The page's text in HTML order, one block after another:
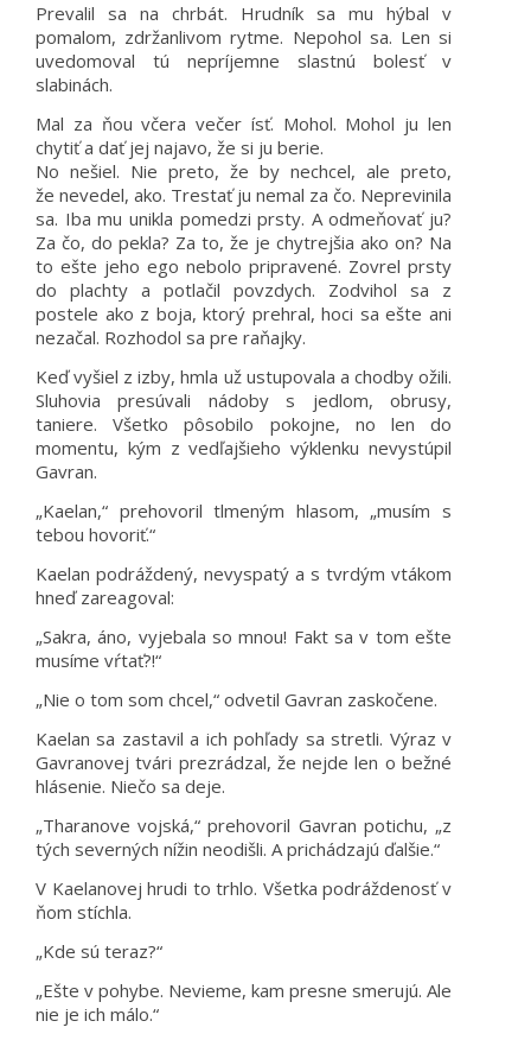
Prevalil sa na chrbát. Hrudník sa mu hýbal v
pomalom, zdržanlivom rytme. Nepohol sa. Len si
uvedomoval tú nepríjemne slastnú bolesť v
slabinách.
Mal za ňou včera večer ísť. Mohol. Mohol ju len
chytiť a dať jej najavo, že si ju berie.
No nešiel. Nie preto, že by nechcel, ale preto,
že nevedel, ako. Trestať ju nemal za čo. Neprevinila
sa. Iba mu unikla pomedzi prsty. A odmeňovať ju?
Za čo, do pekla? Za to, že je chytrejšia ako on? Na
to ešte jeho ego nebolo pripravené. Zovrel prsty
do plachty a potlačil povzdych. Zodvihol sa z
postele ako z boja, ktorý prehral, hoci sa ešte ani
nezačal. Rozhodol sa pre raňajky.
Keď vyšiel z izby, hmla už ustupovala a chodby ožili.
Sluhovia presúvali nádoby s jedlom, obrusy,
taniere. Všetko pôsobilo pokojne, no len do
momentu, kým z vedľajšieho výklenku nevystúpil
Gavran.
„Kaelan,“ prehovoril tlmeným hlasom, „musím s
tebou hovoriť.“
Kaelan podráždený, nevyspatý a s tvrdým vtákom
hneď zareagoval:
„Sakra, áno, vyjebala so mnou! Fakt sa v tom ešte
musíme vŕtať?!“
„Nie o tom som chcel,“ odvetil Gavran zaskočene.
Kaelan sa zastavil a ich pohľady sa stretli. Výraz v
Gavranovej tvári prezrádzal, že nejde len o bežné
hlásenie. Niečo sa deje.
„Tharanove vojská,“ prehovoril Gavran potichu, „z
tých severných nížin neodišli. A prichádzajú ďalšie.“
V Kaelanovej hrudi to trhlo. Všetka podráždenosť v
ňom stíchla.
„Kde sú teraz?“
„Ešte v pohybe. Nevieme, kam presne smerujú. Ale
nie je ich málo.“